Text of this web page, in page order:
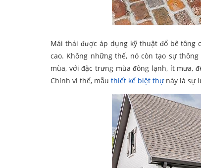
Mái thái được áp dụng kỹ thuật đổ bê
cao. Không những thế, nó còn tạo sự
mùa, với đặc trưng mùa đông lạnh, ít mưa,
Chính vì thế, mẫu thiết kế biệt thựnày là sự